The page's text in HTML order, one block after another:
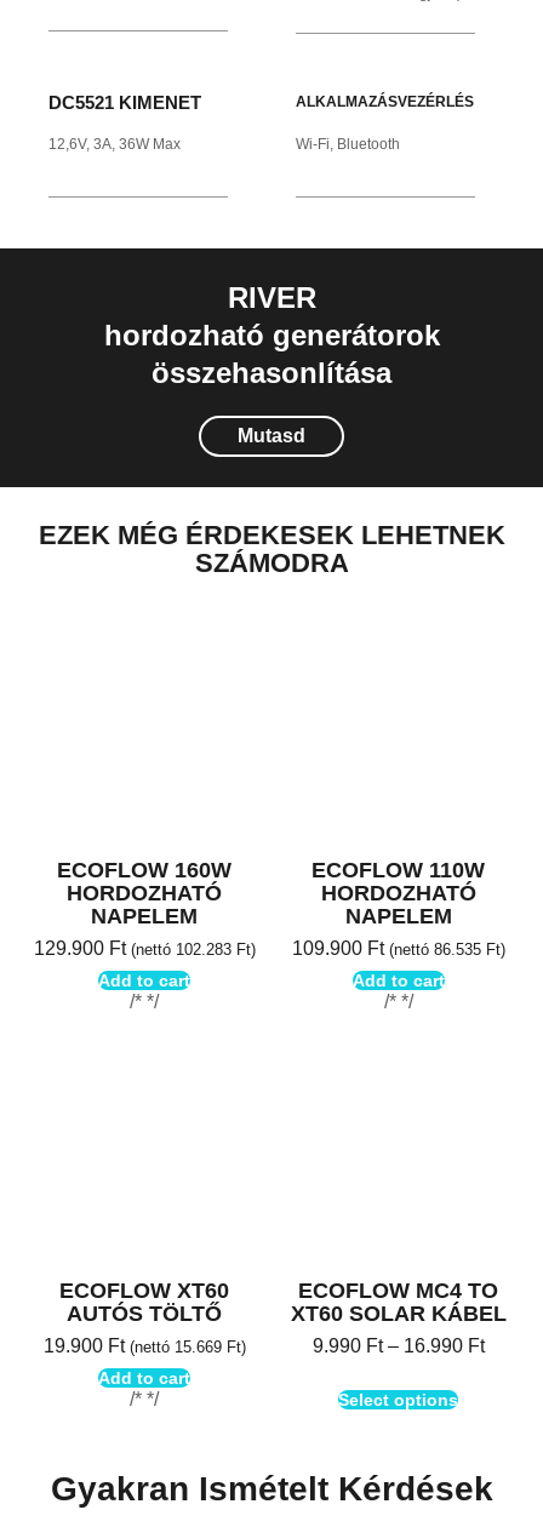
DC5521 KIMENET
12,6V, 3A, 36W Max
ALKALMAZÁSVEZÉRLÉS
Wi-Fi, Bluetooth
RIVER
hordozható generátorok
összehasonlítása
Mutasd
EZEK MÉG ÉRDEKESEK LEHETNEK
SZÁMODRA​
ECOFLOW 160W
HORDOZHATÓ
NAPELEM
129.900 Ft (nettó 102.283 Ft)
Add to cart
/* */
ECOFLOW 110W
HORDOZHATÓ
NAPELEM
109.900 Ft (nettó 86.535 Ft)
Add to cart
/* */
ECOFLOW XT60
AUTÓS TÖLTŐ
19.900 Ft (nettó 15.669 Ft)
Add to cart
/* */
ECOFLOW MC4 TO
XT60 SOLAR KÁBEL
9.990 Ft– 16.990 Ft
Select options
Gyakran Ismételt Kérdések